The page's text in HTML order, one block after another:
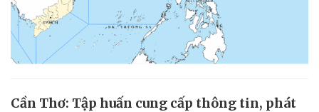
Cần Thơ: Tập huấn cung cấp thông tin, phát